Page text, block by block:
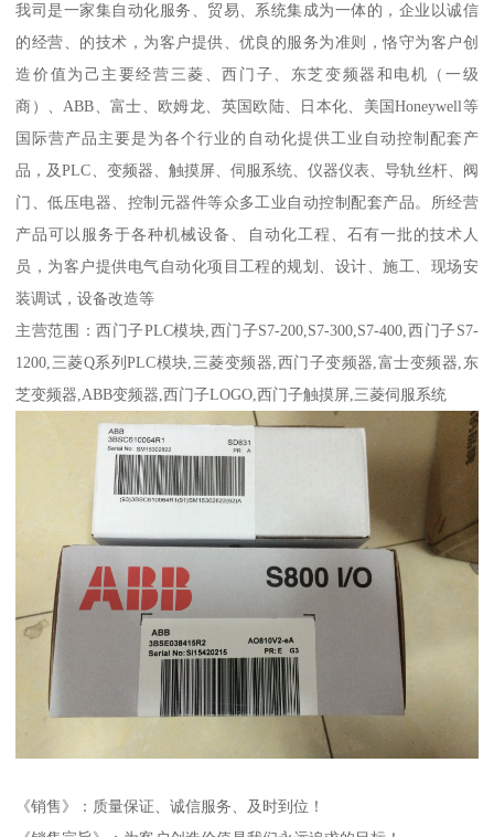
我司是一家集自动化服务、贸易、系统集成为一体的，企业以诚信
的经营、的技术，为客户提供、优良的服务为准则，恪守为客户创
造价值为己主要经营三菱、西门子、东芝变频器和电机（一级
商）、ABB、富士、欧姆龙、英国欧陆、日本化、美国Honeywell等
国际营产品主要是为各个行业的自动化提供工业自动控制配套产
品，及PLC、变频器、触摸屏、伺服系统、仪器仪表、导轨丝杆、阀
门、低压电器、控制元器件等众多工业自动控制配套产品。所经营
产品可以服务于各种机械设备、自动化工程、石有一批的技术人
员，为客户提供电气自动化项目工程的规划、设计、施工、现场安
装调试，设备改造等
主营范围：西门子PLC模块,西门子S7-200,S7-300,S7-400,西门子S7-
1200,三菱Q系列PLC模块,三菱变频器,西门子变频器,富士变频器,东
芝变频器,ABB变频器,西门子LOGO,西门子触摸屏,三菱伺服系统
《销售》：质量保证、诚信服务、及时到位！